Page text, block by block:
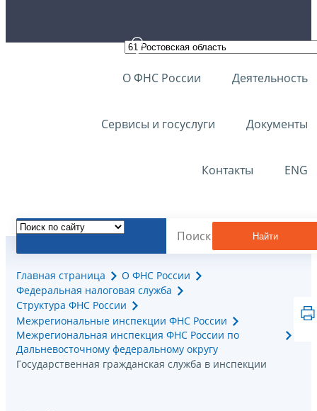
О ФНС России Деятельность
Сервисы и госуслуги Документы
Контакты ENG
Найти
Главная страница
О ФНС России
Федеральная налоговая служба
Структура ФНС России
Межрегиональные инспекции ФНС России
Межрегиональная инспекция ФНС России по
Дальневосточному федеральному округу
Государственная гражданская служба в инспекции